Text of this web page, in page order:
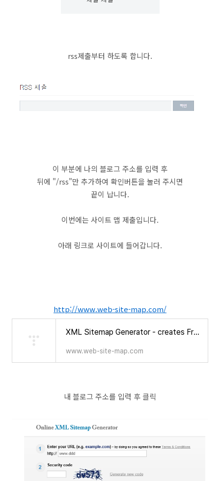
rss제출부터 하도록 합니다.
이 부분에 나의 블로그 주소를 입력 후
뒤에 "/rss"만 추가하여 확인버튼을 눌러 주시면
끝이 납니다.
이번에는 사이트 맵 제출입니다.
아래 링크로 사이트에 들어갑니다.
http://www.web-site-map.com/
XML Sitemap Generator - creates Free Google site-maps online
www.web-site-map.com
내 블로그 주소를 입력 후 클릭